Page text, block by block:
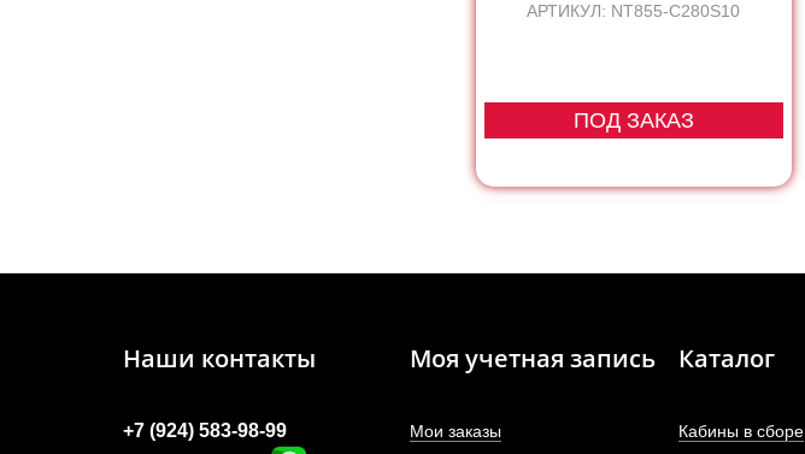
АРТИКУЛ: NT855-C280S10
ПОД ЗАКАЗ
Наши контакты
+7 (924) 583-98-99
Моя учетная запись
Мои заказы
Каталог
Кабины в сборе